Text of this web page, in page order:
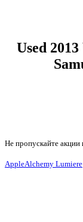
Used
Не пропускайте
AppleAlchemy Lumiere